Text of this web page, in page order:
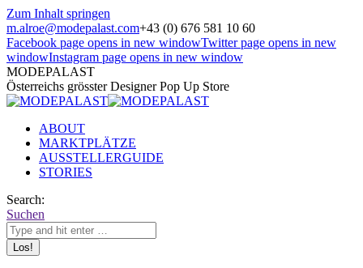
Zum Inhalt springen
m.alroe@modepalast.com+43 (0) 676 581 10 60
Facebook page opens in new windowTwitter page opens in new
windowInstagram page opens in new window
MODEPALAST
Österreichs grösster Designer Pop Up Store
ABOUT
MARKTPLÄTZE
AUSSTELLERGUIDE
STORIES
Search:
Suchen